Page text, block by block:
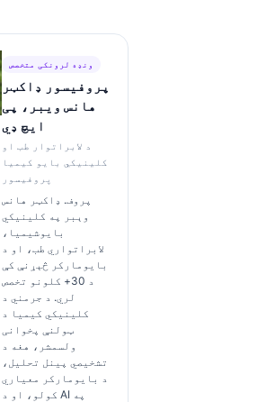
ونډه لرونکی متخصص
پروفیسور ډاکټر
هانس ویبر، پی
ایچ ډي
د لابراتوار طب او
کلینیکي بایو کیمیا
پروفیسور
پروف. ډاکټر هانس
وېبر په کلینیکي
بایوشیمیا،
لابراتواري طب، او د
بایومارکر څېړنې کې
د 30+ کلونو تخصص
لري. د جرمني د
کلینیکي کیمیا د
ټولنې پخوانی
ولسمشر، هغه د
تشخیصي پینل تحلیل،
د بایومارکر معیاري
کولو، او د AI په